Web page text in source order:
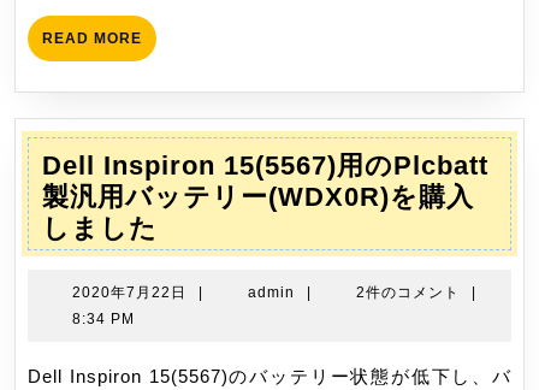
リ
ム
ト
ル
0.37L
グ
リ
ン
を
買
READ MORE READ
MORE
Dell Inspiron 15(5567)用のPlcbatt
製汎用バッテリー(WDX0R)を購入
しました
Inspiron
15(5567)
Plcbatt
2020年7月22日
2020
月
admin admin 2件のコメント
8:34 PM
Dell Inspiron 15(5567)のバッテリー状態が低下し、バ